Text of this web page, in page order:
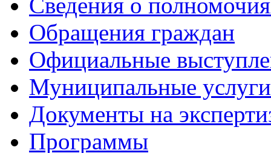
Обращения граждан
Официальные
Муниципальные услуги
Документы на
Программы